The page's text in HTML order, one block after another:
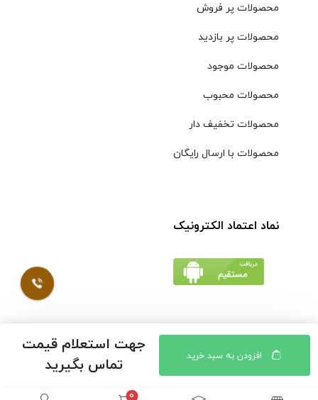
افزودن به سبد خرید
جهت استعلام قیمت
تماس بگیرید
محصولات پر فروش
محصولات پر بازدید
محصولات موجود
محصولات محبوب
محصولات تخفیف دار
محصولات با ارسال رایگان
نماد اعتماد الکترونیک
© کلیه حقوق مادی و معنوی محتویات سایت فروشگاه اینترنتی
موسوی محفوظ است |
طراحی شده توسط ایلیاسیستم